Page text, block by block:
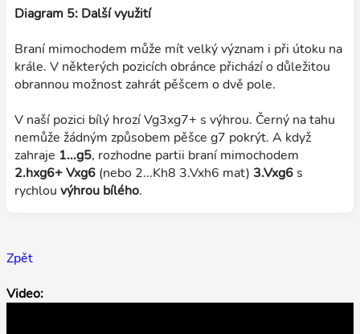
Diagram 5: Další využití
Braní mimochodem může mít velký význam i při útoku na
krále. V některých pozicích obránce přichází o důležitou
obrannou možnost zahrát pěšcem o dvě pole.
V naší pozici bílý hrozí Vg3xg7+ s výhrou. Černý na tahu
nemůže žádným způsobem pěšce g7 pokrýt. A když
zahraje 1...g5, rozhodne partii braní mimochodem
2.hxg6+ Vxg6 (nebo 2...Kh8 3.Vxh6 mat) 3.Vxg6s
rychlou výhrou bílého.
Zpět
Video: